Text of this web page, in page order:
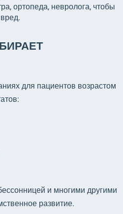
ортопеда, невролога, чтобы
для пациентов возрастом
и многими другими
развитие.